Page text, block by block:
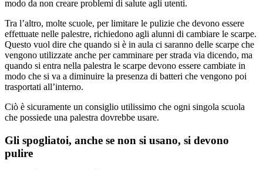
modo da non creare problemi di salute agli utenti.
Tra l’altro, molte scuole, per limitare le pulizie che devono essere
effettuate nelle palestre, richiedono agli alunni di cambiare le scarpe.
Questo vuol dire che quando si è in aula ci saranno delle scarpe che
vengono utilizzate anche per camminare per strada via dicendo, ma
quando si entra nella palestra le scarpe devono essere cambiate in
modo che si va a diminuire la presenza di batteri che vengono poi
trasportati all’interno.
Ciò è sicuramente un consiglio utilissimo che ogni singola scuola
che possiede una palestra dovrebbe usare.
Gli spogliatoi, anche se non si usano, si devono
pulire